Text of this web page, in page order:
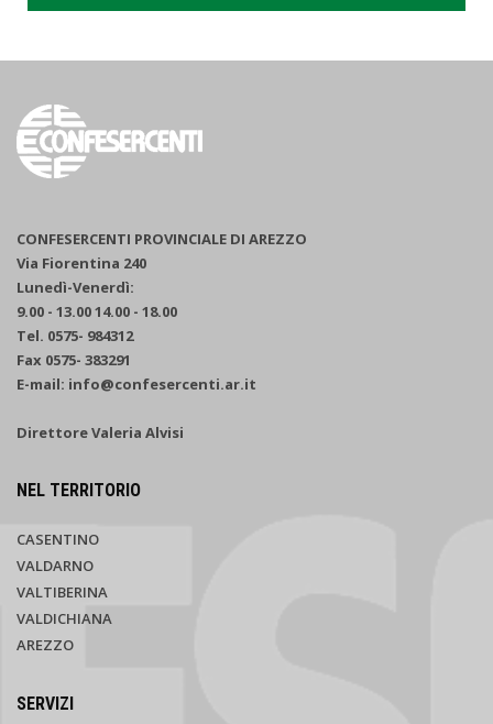
CONFESERCENTI PROVINCIALE DI AREZZO
Via Fiorentina 240
Lunedì-Venerdì:
9.00 - 13.00 14.00 - 18.00
Tel. 0575- 984312
Fax 0575- 383291
E-mail: info@confesercenti.ar.it
Direttore Valeria Alvisi
NEL TERRITORIO
CASENTINO
VALDARNO
VALTIBERINA
VALDICHIANA
AREZZO
SERVIZI